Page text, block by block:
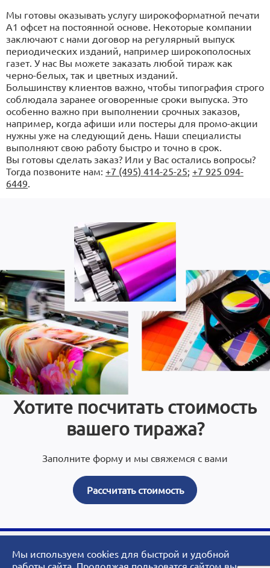
Мы готовы оказывать услугу широкоформатной печати
А1 офсет на постоянной основе. Некоторые компании
заключают с нами договор на регулярный выпуск
периодических изданий, например широкополосных
газет. У нас Вы можете заказать любой тираж как
черно-белых, так и цветных изданий.
Большинству клиентов важно, чтобы типография строго
соблюдала заранее оговоренные сроки выпуска. Это
особенно важно при выполнении срочных заказов,
например, когда афиши или постеры для промо-акции
нужны уже на следующий день. Наши специалисты
выполняют свою работу быстро и точно в срок.
Вы готовы сделать заказ? Или у Вас остались вопросы?
Тогда позвоните нам: +7 (495) 414-25-25; +7 925 094-
6449.
Хотите посчитать стоимость
вашего тиража?
Заполните форму и мы свяжемся с вами
Рассчитать стоимость
© 2007 - 2026 ArtoPrint.RU|«АртоПринт» - типография, рекламное
Мы используем cookies для быстрой и удобной
работы сайта. Продолжая пользоватся сайтом вы